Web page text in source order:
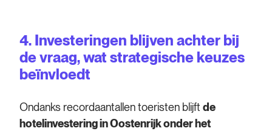
4. Investeringen blijven achter bij
de vraag, wat strategische keuzes
beïnvloedt
Ondanks recordaantallen toeristen blijftde
hotelinvestering in Oostenrijk onder het